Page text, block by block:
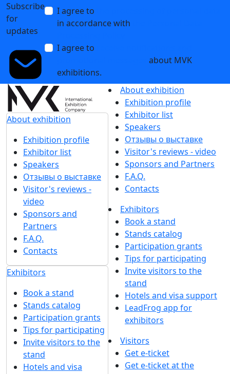
Subscribe
for
updates
I agree to
in accordance with
I agree to
about MVK
exhibitions.
About exhibition
Exhibition profile
Exhibitor list
Speakers
Отзывы о выставке
Visitor's reviews -
video
Sponsors and
Partners
F.A.Q.
Contacts
Exhibitors
Book a stand
Stands catalog
Participation grants
Tips for participating
Invite visitors to the
stand
Hotels and visa
About exhibition
Exhibition profile
Exhibitor list
Speakers
Отзывы о выставке
Visitor's reviews - video
Sponsors and Partners
F.A.Q.
Contacts
Exhibitors
Book a stand
Stands catalog
Participation grants
Tips for participating
Invite visitors to the
stand
Hotels and visa support
LeadFrog app for
exhibitors
Visitors
Get e-ticket
Get e-ticket at the